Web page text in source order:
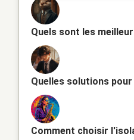
Quels sont les
Quelles solutions
Comment choisir